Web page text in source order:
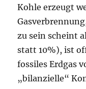
Kohle erzeugt
zu sein scheint
statt 10%), ist
fossiles Erdgas
„bilanzielle“